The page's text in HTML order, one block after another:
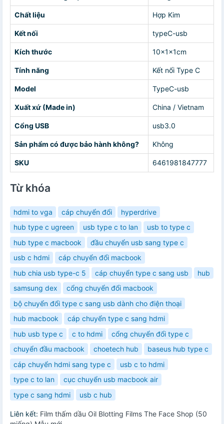
Chất liệu Hợp Kim
Kết nối typeC-usb
Kích thước 10x1x1cm
Tính năng Kết nối Type C
Model TypeC-usb
Xuất xứ (Made in) China / Vietnam
Cổng USB usb3.0
Sản phẩm có được bảo hành không? Không
SKU 6461981847777
Từ khóa
hdmi to vga cáp chuyển đổi
hyperdrive
hub type c ugreen
usb type c to lan
usb to type c
hub type c macbook
đầu chuyển usb sang type c
usb c hdmi
cáp chuyển đổi macbook
hub chia usb type-c 5
cáp chuyển type c sang usb
hub
samsung dex
cổng chuyển đổi macbook
bộ chuyển đổi type c sang usb dành cho điện thoại
hub macbook
cáp chuyển type c sang hdmi
hub usb type c
c to hdmi
cổng chuyển đổi type c
chuyển đầu macbook
choetech hub
baseus hub type c
cáp chuyển hdmi sang type c
usb c to hdmi
type c to lan
cục chuyển usb macbook air
type c sang hdmi
usb c hub
Liên kết: Film thấm dầu Oil Blotting Films The Face Shop (50